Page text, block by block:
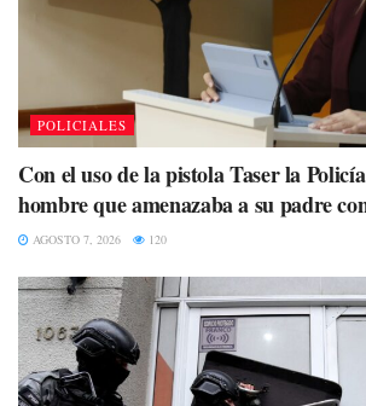
POLICIALES
Con el uso de la pistola Taser la
hombre que amenazaba a su padre
AGOSTO 7, 2026 120